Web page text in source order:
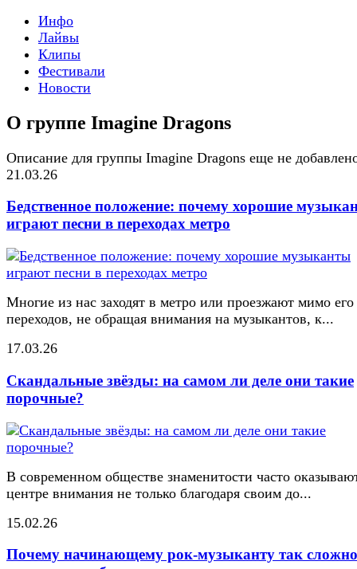
Инфо
Лайвы
Клипы
Фестивали
Новости
О группе Imagine Dragons
Описание для группы Imagine Dragons еще не
21.03.26
Бедственное положение: почему хорошие
играют песни в переходах метро
Многие из нас заходят в метро или проезжают мимо его
переходов, не обращая внимания на музыкантов, к...
17.03.26
Скандальные звёзды: на самом ли деле они такие
порочные?
В современном обществе знаменитости часто
центре внимания не только благодаря своим до...
15.02.26
Почему начинающему рок-музыканту так сложно